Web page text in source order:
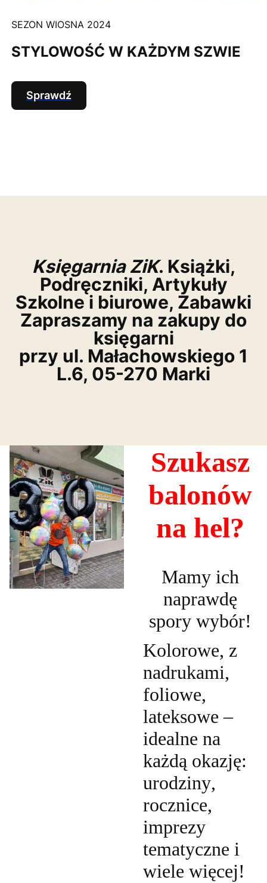
SEZON WIOSNA 2024
STYLOWOŚĆ W KAŻDYM SZWIE
Sprawdź
Księgarnia ZiK. Książki,
Podręczniki, Artykuły
Szkolne i biurowe, Zabawki
Zapraszamy na zakupy do
księgarni
przy ul. Małachowskiego 1
L.6, 05-270 Marki
Szukasz
balonów
na hel?
Mamy ich
naprawdę
spory wybór!
Kolorowe, z
nadrukami,
foliowe,
lateksowe –
idealne na
każdą okazję:
urodziny,
rocznice,
imprezy
tematyczne i
wiele więcej!